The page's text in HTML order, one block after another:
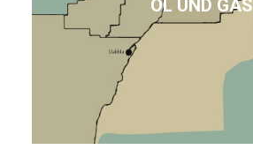
ÖL UND GAS